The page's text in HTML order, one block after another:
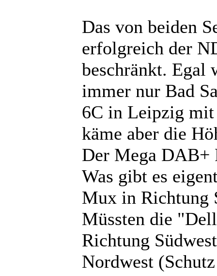
Das von beiden
erfolgreich der
beschränkt. Egal
immer nur Bad
6C in Leipzig mit
käme aber die
Der Mega DAB+
Was gibt es
Mux in Richtung
Müssten die
Richtung
Nordwest